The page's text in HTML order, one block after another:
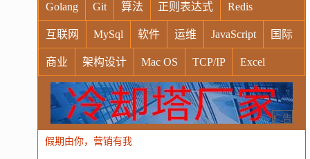
Golang Git 算法 正则表达式 Redis
互联网 MySql 软件 运维 JavaScript 国际
商业 架构设计 Mac OS TCP/IP Excel
Windows Oracle Socket VR Vim
MongoDB 运营 Python MemCache 硬件
电子 娱乐 设计
广告
假期由你，营销有我